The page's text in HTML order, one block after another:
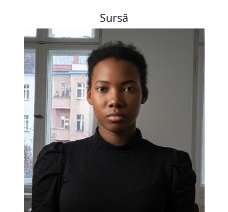
Sursă